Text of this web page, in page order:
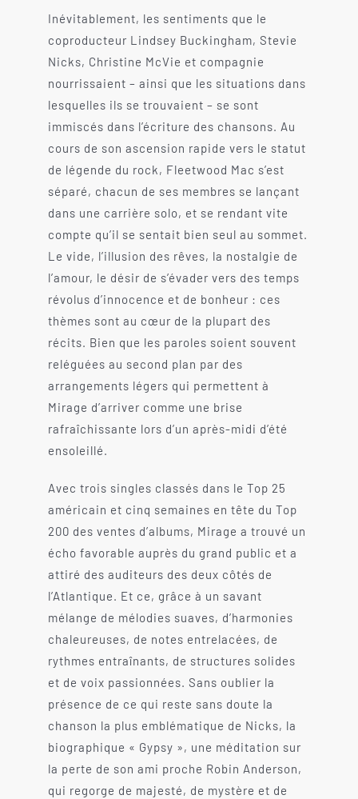
Inévitablement, les sentiments que le
coproducteur Lindsey Buckingham, Stevie
Nicks, Christine McVie et compagnie
nourrissaient – ainsi que les situations dans
lesquelles ils se trouvaient – se sont
immiscés dans l’écriture des chansons. Au
cours de son ascension rapide vers le statut
de légende du rock, Fleetwood Mac s’est
séparé, chacun de ses membres se lançant
dans une carrière solo, et se rendant vite
compte qu’il se sentait bien seul au sommet.
Le vide, l’illusion des rêves, la nostalgie de
l’amour, le désir de s’évader vers des temps
révolus d’innocence et de bonheur : ces
thèmes sont au cœur de la plupart des
récits. Bien que les paroles soient souvent
reléguées au second plan par des
arrangements légers qui permettent à
Mirage d’arriver comme une brise
rafraîchissante lors d’un après-midi d’été
ensoleillé.
Avec trois singles classés dans le Top 25
américain et cinq semaines en tête du Top
200 des ventes d’albums, Mirage a trouvé un
écho favorable auprès du grand public et a
attiré des auditeurs des deux côtés de
l’Atlantique. Et ce, grâce à un savant
mélange de mélodies suaves, d’harmonies
chaleureuses, de notes entrelacées, de
rythmes entraînants, de structures solides
et de voix passionnées. Sans oublier la
présence de ce qui reste sans doute la
chanson la plus emblématique de Nicks, la
biographique « Gypsy », une méditation sur
la perte de son ami proche Robin Anderson,
qui regorge de majesté, de mystère et de